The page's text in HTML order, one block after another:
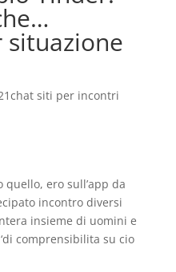
situazione
siti per incontri
quello, ero sull’app da
incontro diversi
insieme di uomini e
comprensibilita su cio